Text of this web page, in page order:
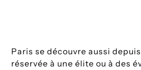
Paris se découvre aussi
réservée à une élite ou à des